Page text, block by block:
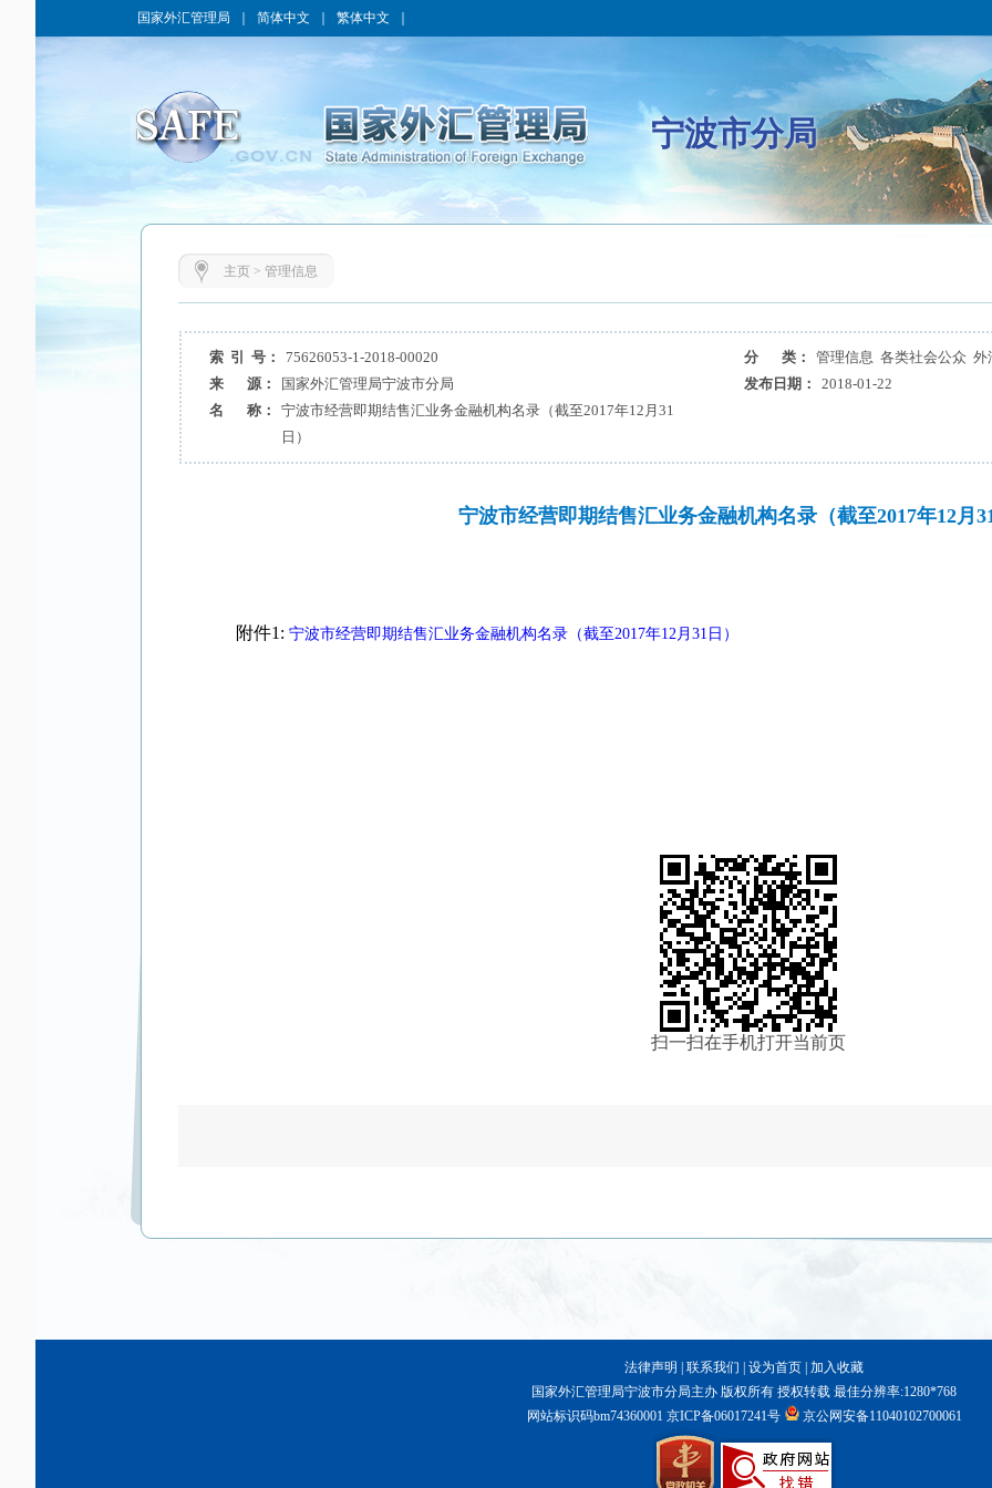
国家外汇管理局 简体中文 繁体中文
宁波市分局
主页> 管理信息
索 引 号： 75626053-1-2018-00020 分 类：
管理信息 各类社会公众 外
来 源：
国家外汇管理局宁波市分局 发布日期：
2018-01-22
名 称：
宁波市经营即期结售汇业务金融机构名录（截至2017年12月31
日）
宁波市经营即期结售汇业务金融机构名录（截至2017年12月
附件1: 宁波市经营即期结售汇业务金融机构名录（截至2017年12月31日）
扫一扫在手机打开当前页
法律声明 联系我们 设为首页 加入收藏
国家外汇管理局宁波市分局主办 版权所有 授权转载 最佳分辨率:1280*768
网站标识码bm74360001京ICP备06017241号 京公网安备11040102700061